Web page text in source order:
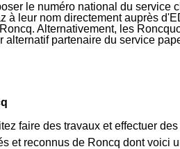
le numéro national du service
à leur nom directement auprès
Alternativement, les
partenaire du service
faire des travaux et effectuer
et reconnus de Roncq dont voici